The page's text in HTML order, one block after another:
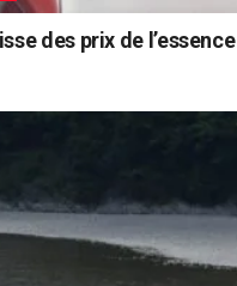
des prix de l’essence